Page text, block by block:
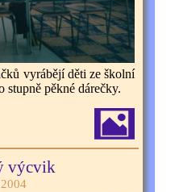
vyrábějí děti ze školní
pěkné dárečky.
výcvik